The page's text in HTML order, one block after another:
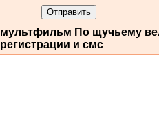
Отправить
мультфильм По щучьему
регистрации и смс